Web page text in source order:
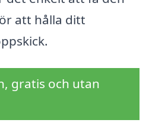
att hålla ditt
gratis och utan